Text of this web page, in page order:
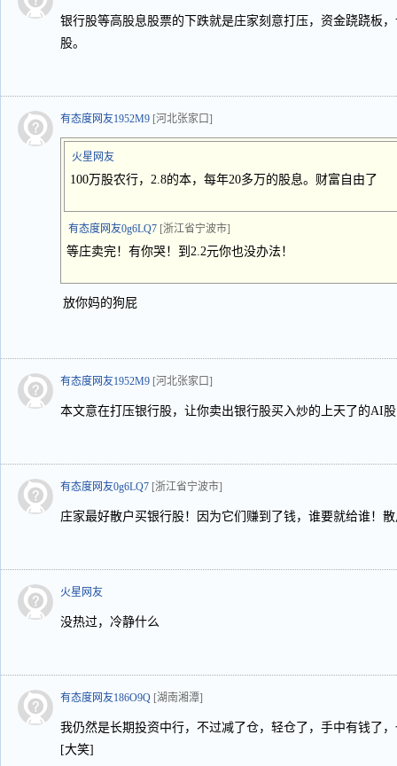
银行股等高股息股票的下跌就是庄家刻意打压，资金跷跷板
股。
有态度网友1952M9 [河北张家口]
火星网友
100万股农行，2.8的本，每年20多万的股息。财富自由了
有态度网友0g6LQ7 [浙江省宁波市]
等庄卖完！有你哭！到2.2元你也没办法！
放你妈的狗屁
有态度网友1952M9 [河北张家口]
本文意在打压银行股，让你卖出银行股买入炒的上天了的AI
有态度网友0g6LQ7 [浙江省宁波市]
庄家最好散户买银行股！因为它们赚到了钱，谁要就给谁！
火星网友
没热过，冷静什么
有态度网友186O9Q [湖南湘潭]
我仍然是长期投资中行，不过减了仓，轻仓了，手中有钱了
[大笑]